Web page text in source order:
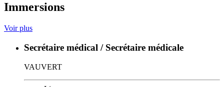
Immersions
Voir plus
Secrétaire médical / Secrétaire médicale
VAUVERT